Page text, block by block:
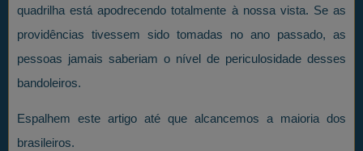
quadrilha está apodrecendo totalmente à nossa vista. Se as
providências tivessem sido tomadas no ano passado, as
pessoas jamais saberiam o nível de periculosidade desses
bandoleiros.
Espalhem este artigo até que alcancemos a maioria dos
brasileiros.